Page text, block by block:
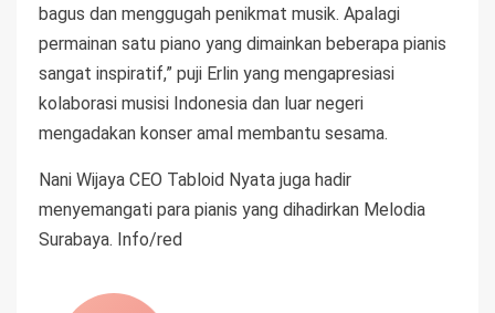
bagus dan menggugah penikmat musik. Apalagi
permainan satu piano yang dimainkan beberapa pianis
sangat inspiratif,” puji Erlin yang mengapresiasi
kolaborasi musisi Indonesia dan luar negeri
mengadakan konser amal membantu sesama.
Nani Wijaya CEO Tabloid Nyata juga hadir
menyemangati para pianis yang dihadirkan Melodia
Surabaya. Info/red